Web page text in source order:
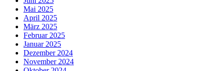
Mai 2025
April 2025
März 2025
Februar 2025
Januar 2025
Dezember 2024
November 2024